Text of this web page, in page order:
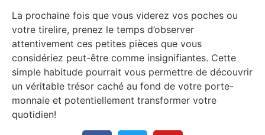
La prochaine fois que vous viderez vos poches ou
votre tirelire, prenez le temps d’observer
attentivement ces petites pièces que vous
considériez peut-être comme insignifiantes. Cette
simple habitude pourrait vous permettre de découvrir
un véritable trésor caché au fond de votre porte-
monnaie et potentiellement transformer votre
quotidien!